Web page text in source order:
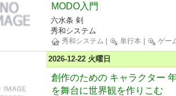
MODO入門
六水条 剣
秀和システム
秀和システム 単行本 ゲー
2026-12-22 火曜日
創作のための キャラクター
を舞台に世界観を作りこむ